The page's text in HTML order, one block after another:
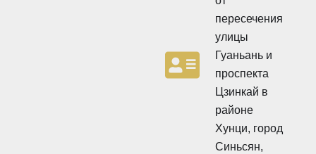
пересечения
улицы
Гуаньань и
проспекта
Цзинкай в
районе
Хунци, город
Синьсян,
ю
л
л
е
т
е
н
ь
б
л
л
е
е
н
ь